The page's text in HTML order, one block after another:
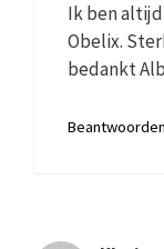
Ik ben altijd
Obelix.
bedankt
Beantwoorden